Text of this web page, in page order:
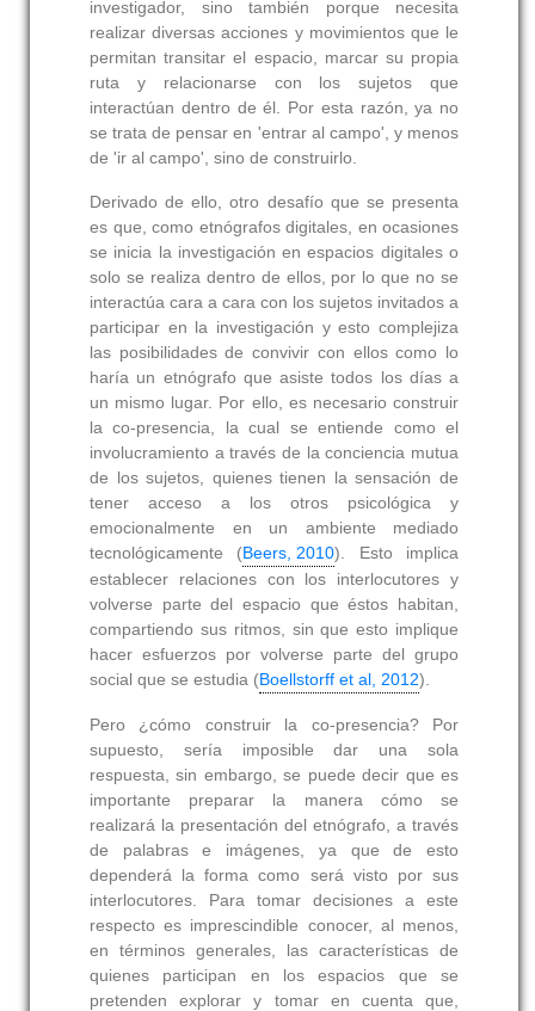
investigador, sino también porque necesita
realizar diversas acciones y movimientos que le
permitan transitar el espacio, marcar su propia
ruta y relacionarse con los sujetos que
interactúan dentro de él. Por esta razón, ya no
se trata de pensar en 'entrar al campo', y menos
de 'ir al campo', sino de construirlo.
Derivado de ello, otro desafío que se presenta
es que, como etnógrafos digitales, en ocasiones
se inicia la investigación en espacios digitales o
solo se realiza dentro de ellos, por lo que no se
interactúa cara a cara con los sujetos invitados a
participar en la investigación y esto complejiza
las posibilidades de convivir con ellos como lo
haría un etnógrafo que asiste todos los días a
un mismo lugar. Por ello, es necesario construir
la co-presencia, la cual se entiende como el
involucramiento a través de la conciencia mutua
de los sujetos, quienes tienen la sensación de
tener acceso a los otros psicológica y
emocionalmente en un ambiente mediado
tecnológicamente (Beers, 2010). Esto implica
establecer relaciones con los interlocutores y
volverse parte del espacio que éstos habitan,
compartiendo sus ritmos, sin que esto implique
hacer esfuerzos por volverse parte del grupo
social que se estudia (Boellstorff et al, 2012).
Pero ¿cómo construir la co-presencia? Por
supuesto, sería imposible dar una sola
respuesta, sin embargo, se puede decir que es
importante preparar la manera cómo se
realizará la presentación del etnógrafo, a través
de palabras e imágenes, ya que de esto
dependerá la forma como será visto por sus
interlocutores. Para tomar decisiones a este
respecto es imprescindible conocer, al menos,
en términos generales, las características de
quienes participan en los espacios que se
pretenden explorar y tomar en cuenta que,